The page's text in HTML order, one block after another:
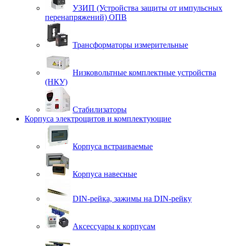
УЗИП (Устройства защиты от импульсных
перенапряжений) ОПВ
Трансформаторы измерительные
Низковольтные комплектные устройства
(НКУ)
Стабилизаторы
Корпуса электрощитов и комплектующие
Корпуса встраиваемые
Корпуса навесные
DIN-рейка, зажимы на DIN-рейку
Аксессуары к корпусам